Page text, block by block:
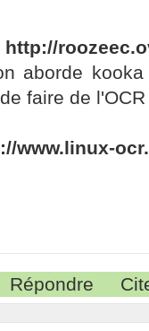
http://
aborde
faire de
www.linux-
Répondre